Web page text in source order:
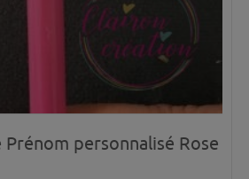
Prénom personnalisé Rose